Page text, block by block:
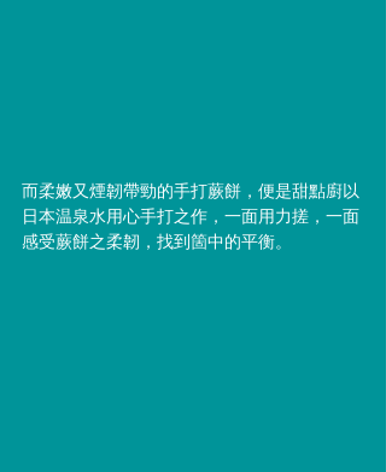
而柔嫩又煙韌帶勁的手打蕨餅，便是甜點廚以
日本温泉水用心手打之作，一面用力搓，一面
感受蕨餅之柔韌，找到箇中的平衡。